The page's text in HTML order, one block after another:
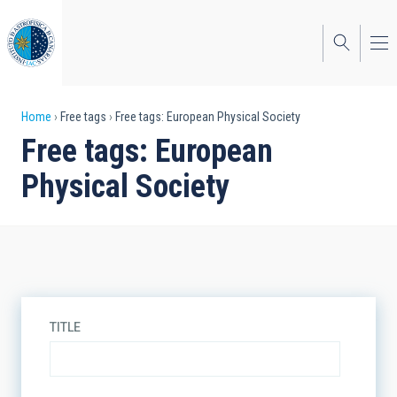
to
main
content
Breadcrumb
Home Free tags Free tags: European Physical Society
Free tags: European
Physical Society
TITLE